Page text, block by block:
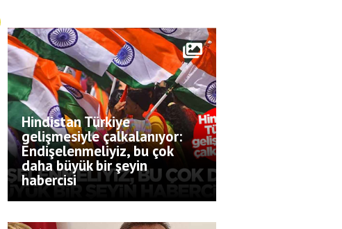
Hindistan Türkiye
gelişmesiyle çalkalanıyor:
Endişelenmeliyiz, bu çok
daha büyük bir şeyin
habercisi